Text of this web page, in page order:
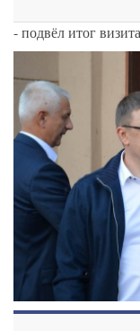
- подвёл итог